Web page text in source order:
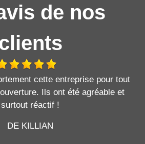
de nos
cette entreprise pour tout
Ils ont été agréable et
surtout réactif !
DE KILLIAN